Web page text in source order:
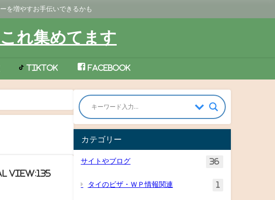
を増やすお手伝いできるかも
れ集めてます
TikTok Facebook
View:135
カテゴリー
サイトやブログ 36
タイのビザ・ＷＰ情報関連